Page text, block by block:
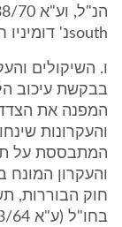
southנ' דומיניו חברה לביטוח הנ"ל).
ו. השיקולים
בבקשת עיכוב
המפנה את
והעקרונות
והעקרון המונח